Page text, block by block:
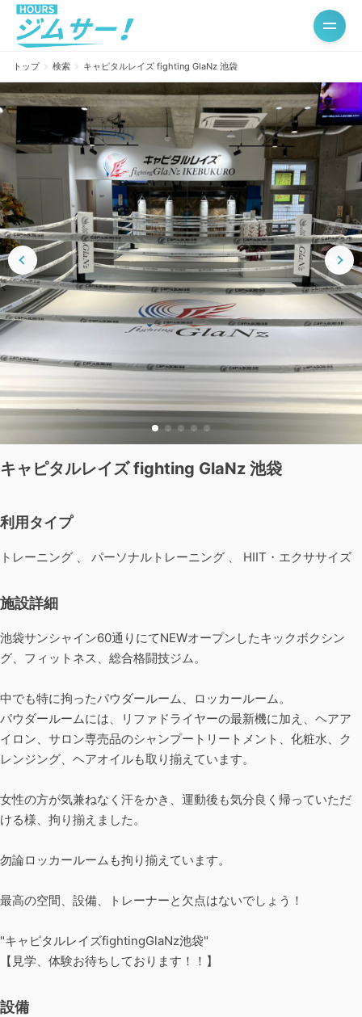
トップ 検索 キャピタルレイズ fighting GlaNz 池袋
キャピタルレイズ fighting GlaNz 池袋
利用タイプ
トレーニング 、 パーソナルトレーニング 、 HIIT・エクササイズ
施設詳細
池袋サンシャイン60通りにてNEWオープンしたキックボクシン
グ、フィットネス、総合格闘技ジム。
中でも特に拘ったパウダールーム、ロッカールーム。
パウダールームには、リファドライヤーの最新機に加え、ヘアア
イロン、サロン専売品のシャンプートリートメント、化粧水、ク
レンジング、ヘアオイルも取り揃えています。
女性の方が気兼ねなく汗をかき、運動後も気分良く帰っていただ
ける様、拘り揃えました。
勿論ロッカールームも拘り揃えています。
最高の空間、設備、トレーナーと欠点はないでしょう！
"キャピタルレイズfightingGlaNz池袋"
【見学、体験お待ちしております！！】
設備